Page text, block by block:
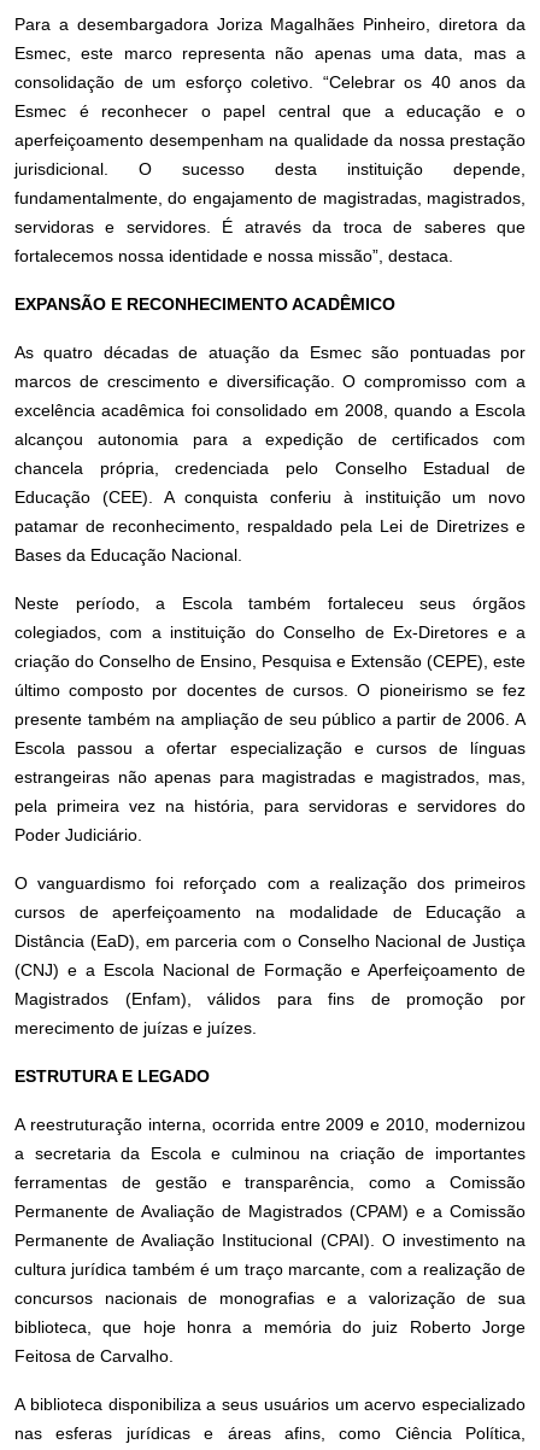
Para a desembargadora Joriza Magalhães Pinheiro, diretora da
Esmec, este marco representa não apenas uma data, mas a
consolidação de um esforço coletivo. “Celebrar os 40 anos da
Esmec é reconhecer o papel central que a educação e o
aperfeiçoamento desempenham na qualidade da nossa prestação
jurisdicional. O sucesso desta instituição depende,
fundamentalmente, do engajamento de magistradas, magistrados,
servidoras e servidores. É através da troca de saberes que
fortalecemos nossa identidade e nossa missão”, destaca.
EXPANSÃO E RECONHECIMENTO ACADÊMICO
As quatro décadas de atuação da Esmec são pontuadas por
marcos de crescimento e diversificação. O compromisso com a
excelência acadêmica foi consolidado em 2008, quando a Escola
alcançou autonomia para a expedição de certificados com
chancela própria, credenciada pelo Conselho Estadual de
Educação (CEE). A conquista conferiu à instituição um novo
patamar de reconhecimento, respaldado pela Lei de Diretrizes e
Bases da Educação Nacional.
Neste período, a Escola também fortaleceu seus órgãos
colegiados, com a instituição do Conselho de Ex-Diretores e a
criação do Conselho de Ensino, Pesquisa e Extensão (CEPE), este
último composto por docentes de cursos. O pioneirismo se fez
presente também na ampliação de seu público a partir de 2006. A
Escola passou a ofertar especialização e cursos de línguas
estrangeiras não apenas para magistradas e magistrados, mas,
pela primeira vez na história, para servidoras e servidores do
Poder Judiciário.
O vanguardismo foi reforçado com a realização dos primeiros
cursos de aperfeiçoamento na modalidade de Educação a
Distância (EaD), em parceria com o Conselho Nacional de Justiça
(CNJ) e a Escola Nacional de Formação e Aperfeiçoamento de
Magistrados (Enfam), válidos para fins de promoção por
merecimento de juízas e juízes.
ESTRUTURA E LEGADO
A reestruturação interna, ocorrida entre 2009 e 2010, modernizou
a secretaria da Escola e culminou na criação de importantes
ferramentas de gestão e transparência, como a Comissão
Permanente de Avaliação de Magistrados (CPAM) e a Comissão
Permanente de Avaliação Institucional (CPAI). O investimento na
cultura jurídica também é um traço marcante, com a realização de
concursos nacionais de monografias e a valorização de sua
biblioteca, que hoje honra a memória do juiz Roberto Jorge
Feitosa de Carvalho.
A biblioteca disponibiliza a seus usuários um acervo especializado
nas esferas jurídicas e áreas afins, como Ciência Política,